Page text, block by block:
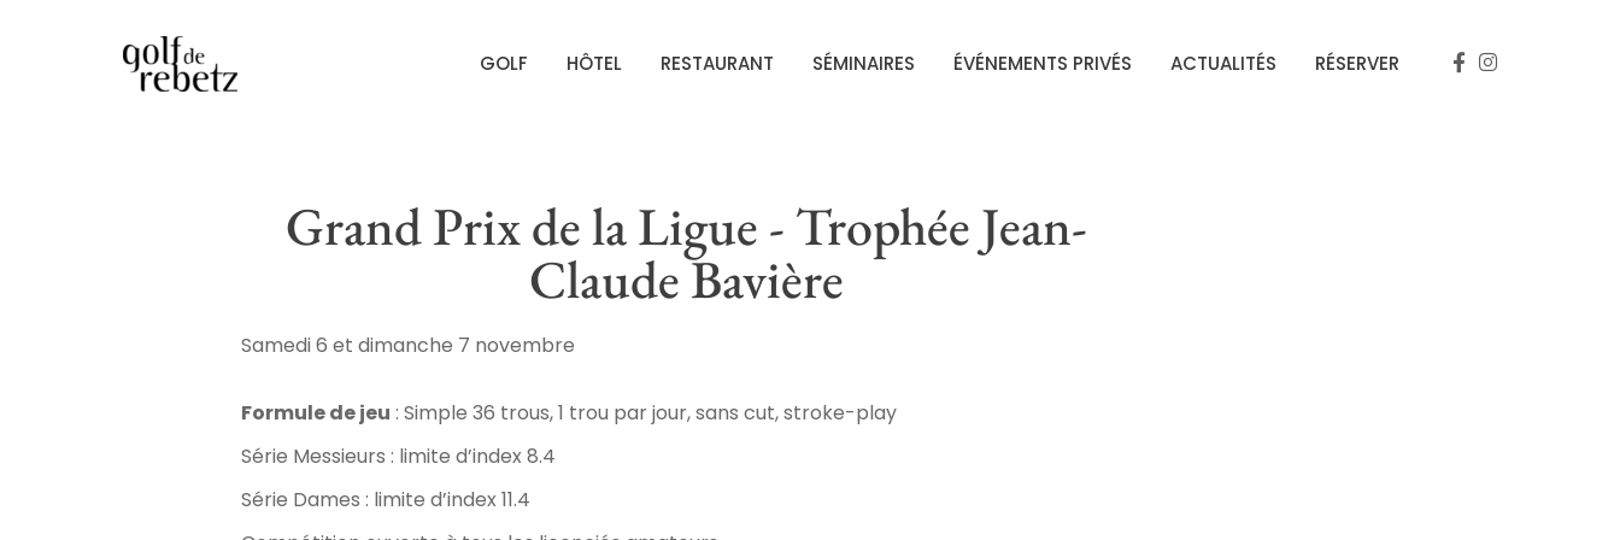
GOLF HÔTEL RESTAURANT SÉMINAIRES ÉVÉNEMENTS PRIVÉS ACTUALITÉS RÉSERVER
Grand Prix de la Ligue - Trophée Jean-
Claude Bavière
Samedi 6 et dimanche 7 novembre
Formule de jeu : Simple 36 trous, 1 trou par jour, sans cut, stroke-play
Série Messieurs : limite d’index 8.4
Série Dames : limite d’index 11.4